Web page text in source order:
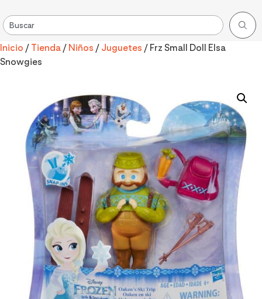
Inicio / Tienda / Niños / Juguetes / Frz Small Doll Elsa
Snowgies